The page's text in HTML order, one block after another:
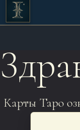
Карты Таро